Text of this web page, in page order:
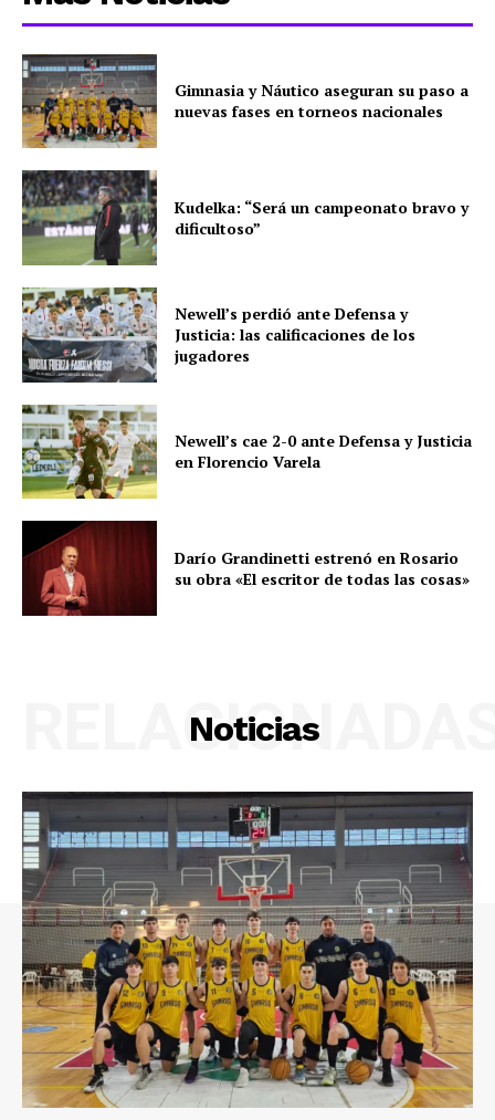
Gimnasia y Náutico aseguran su paso a
nuevas fases en torneos nacionales
Kudelka: “Será un campeonato bravo y
dificultoso”
Newell’s perdió ante Defensa y
Justicia: las calificaciones de los
jugadores
Newell’s cae 2-0 ante Defensa y Justicia
en Florencio Varela
Darío Grandinetti estrenó en Rosario
su obra «El escritor de todas las cosas»
Noticias